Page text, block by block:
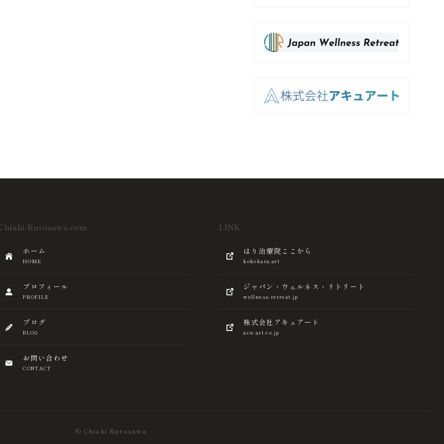
Kurosawa.com
ホーム
HOME
プロフィール
PROFILE
ブログ
BLOG
お問い合わせ
CONTACT
LINK
はり治療院ここから
kokokara.art
ジャパン・ウェルネス・リトリート
wellness-retreat.jp
株式会社アキュアート
acu-art.co.jp
© Chiaki Kurosawa